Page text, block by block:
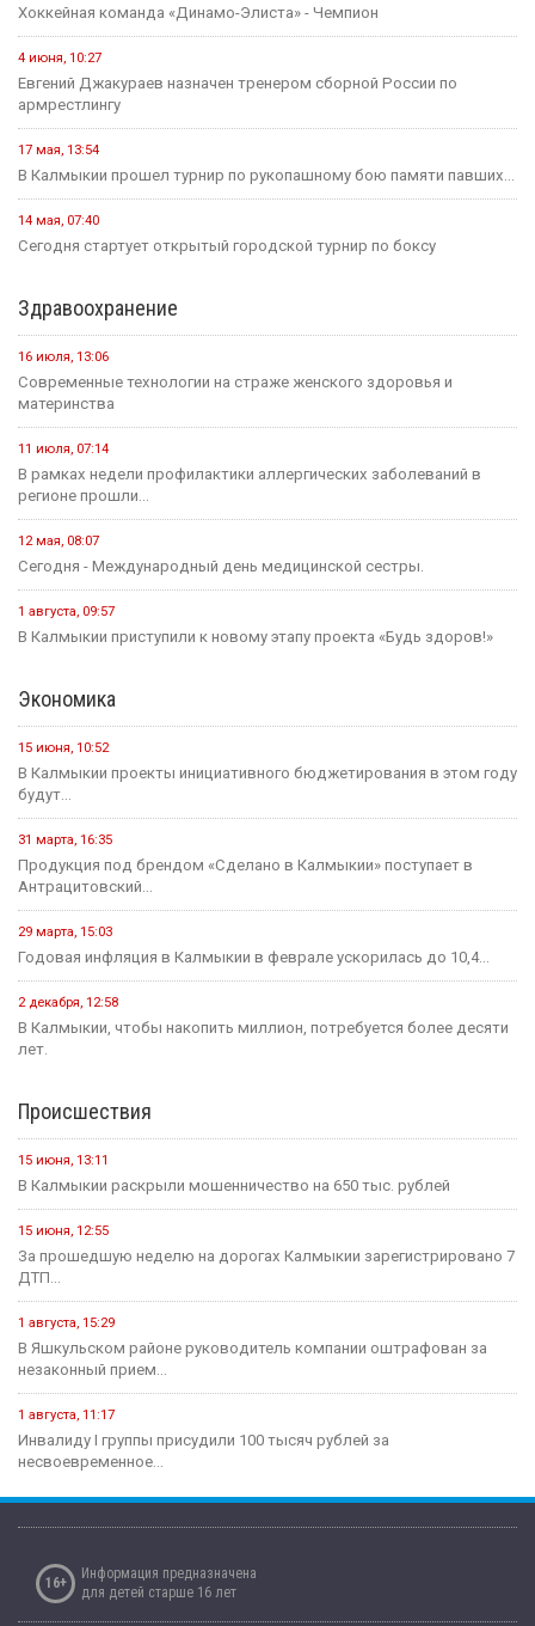
Детали предстоящего международного буддийского форума
обсудили Первый зампредседателя правительства...
Политика
24 июля, 16:31
Итоги весенней сессии Государственной Думы
24 июля, 09:46
Сегодня в Элисте состоится заседание правительства Калмыкии.
В преддверии Единого дня голосования Общественная палата
Республики активно...
14 июля, 10:44
Выборная компания не за горами.
Образование
С сегодняшнего дня в России водятся новые правила
проведения...
25 июля, 10:43
Сегодня в стране завершается прием документов на основные
21 июля, 16:04
Учитель из Ики-Бурульского района Басанг Хулхачеев готовится
представить Калмыкию...
11 июля, 14:51
1,5 миллиона рублей на развитие школьных пространств и
инициатив...
Культура
31 июля, 10:17
В этом году героическому эпосу «Джангар» — 585 лет.
В Калмыкии, в Национальной библиотеке им. А. Амур-Санана,
прошла...
20 июля, 09:39
Сегодня — Международный день шахмат.
Спорт
15 июня, 07:55
Хоккейная команда «Динамо-Элиста» - Чемпион
Евгений Джакураев назначен тренером сборной России по
армрестлингу
В Калмыкии прошел турнир по рукопашному бою памяти павших...
Сегодня стартует открытый городской турнир по боксу